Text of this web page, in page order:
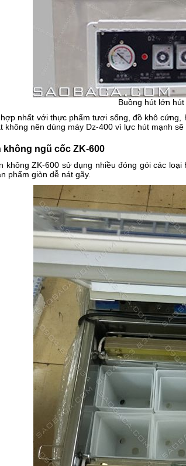
Buồng hút lớn
nhất với thực phẩm tươi sống, đồ khô
không nên dùng máy Dz-400 vì lực hút mạnh
không ngũ cốc ZK-600
không ZK-600 sử dụng nhiều đóng gói các
phẩm giòn dễ nát gãy.